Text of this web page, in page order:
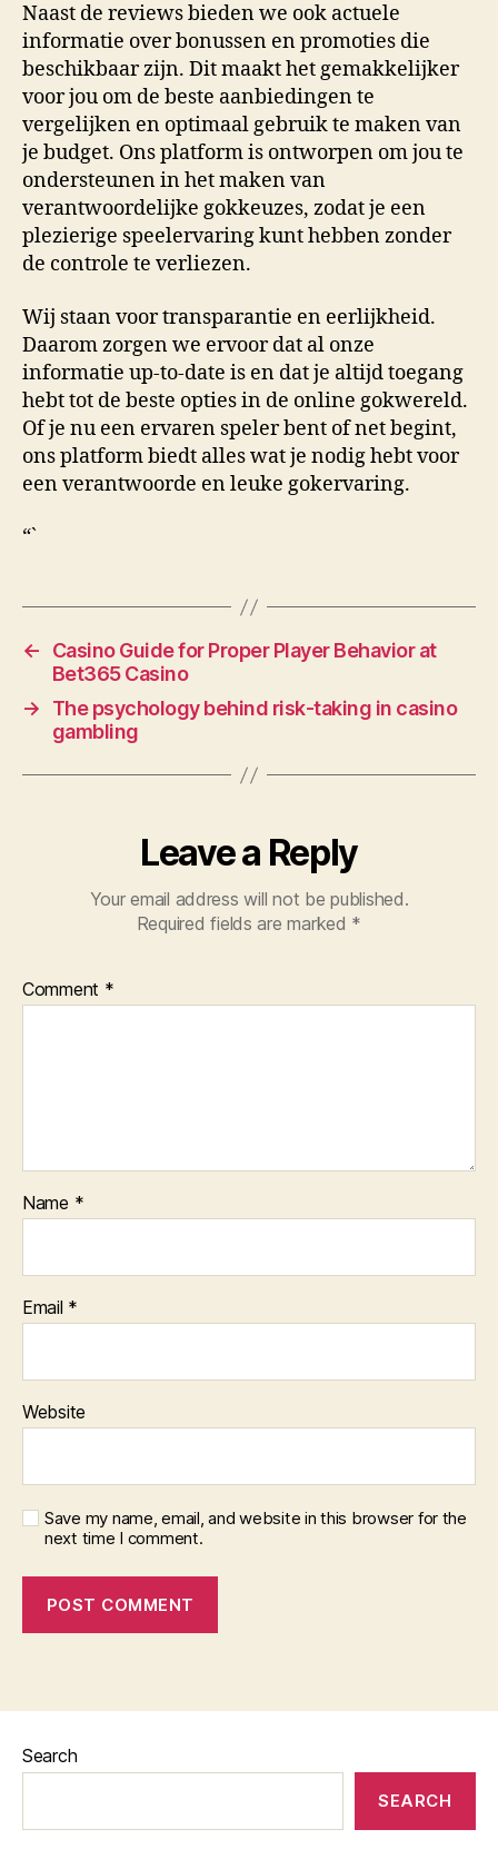
Naast de reviews bieden we ook actuele
informatie over bonussen en promoties die
beschikbaar zijn. Dit maakt het gemakkelijker
voor jou om de beste aanbiedingen te
vergelijken en optimaal gebruik te maken van
je budget. Ons platform is ontworpen om jou te
ondersteunen in het maken van
verantwoordelijke gokkeuzes, zodat je een
plezierige speelervaring kunt hebben zonder
de controle te verliezen.
Wij staan voor transparantie en eerlijkheid.
Daarom zorgen we ervoor dat al onze
informatie up-to-date is en dat je altijd toegang
hebt tot de beste opties in de online gokwereld.
Of je nu een ervaren speler bent of net begint,
ons platform biedt alles wat je nodig hebt voor
een verantwoorde en leuke gokervaring.
“`
←
Casino Guide for Proper Player Behavior at
Bet365 Casino
→
The psychology behind risk-taking in casino
gambling
Leave a Reply
Your email address will not be published.
Required fields are marked *
Comment *
Name *
Email *
Website
Save my name, email, and website in this browser for the
next time I comment.
Search
SEARCH